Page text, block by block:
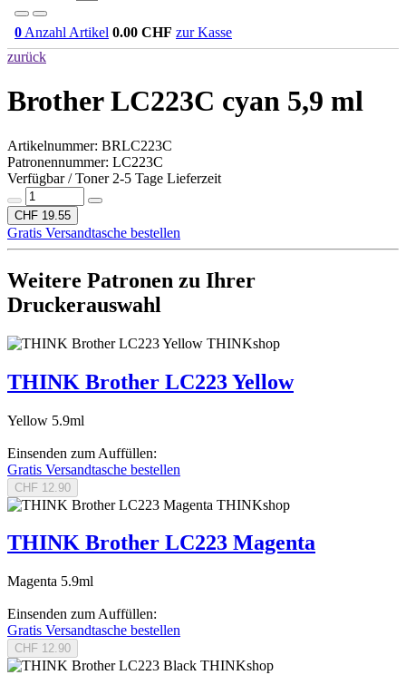
0 Anzahl Artikel 0.00 CHF zur Kasse
zurück
Brother LC223C cyan 5,9 ml
Artikelnummer: BRLC223C
Patronennummer: LC223C
Verfügbar / Toner 2-5 Tage Lieferzeit
CHF 19.55
Gratis Versandtasche bestellen
Weitere Patronen zu Ihrer
Druckerauswahl
THINKshop
THINK Brother LC223 Yellow
Yellow 5.9ml
Einsenden zum Auffüllen:
Gratis Versandtasche bestellen
CHF 12.90
THINKshop
THINK Brother LC223 Magenta
Magenta 5.9ml
Einsenden zum Auffüllen:
Gratis Versandtasche bestellen
CHF 12.90
THINKshop